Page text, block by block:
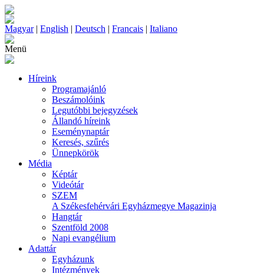
Magyar| English | Deutsch | Francais | Italiano
Menü
Híreink
Programajánló
Beszámolóink
Legutóbbi bejegyzések
Állandó híreink
Eseménynaptár
Keresés, szűrés
Ünnepkörök
Média
Képtár
Videótár
SZEM
A Székesfehérvári Egyházmegye Magazinja
Hangtár
Szentföld 2008
Napi evangélium
Adattár
Egyházunk
Intézmények